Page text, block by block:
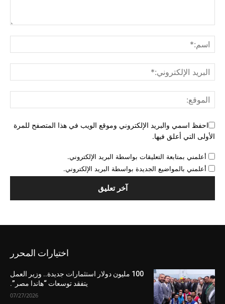
احفظ اسمي والبريد الإلكتروني وموقع الويب في هذا المتصفح للمرة
الأولى التي أعلق فيها.
أعلمني بمتابعة التعليقات بواسطة البريد الإلكتروني.
أعلمني بالمواضيع الجديدة بواسطة البريد الإلكتروني.
اختيارات المحرر
100 مليون دولار استثمارات جديدة.. وزير العمل
يتفقد توسعات “هاندا مصر”.
07/27/2026